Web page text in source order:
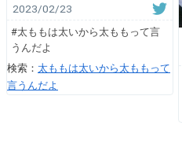
2023/02/23
#太ももは太いから太ももって言
うんだよ
検索： 太ももは太いから太ももって
言うんだよ